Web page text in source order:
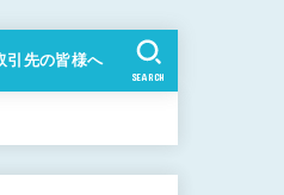
引先の皆様へ
SEARCH